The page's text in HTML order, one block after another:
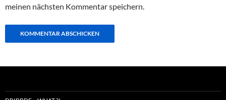
meinen nächsten Kommentar speichern.